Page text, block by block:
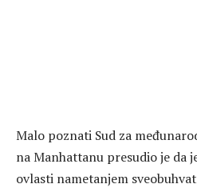
Malo poznati Sud za
na Manhattanu presudio je da
ovlasti nametanjem